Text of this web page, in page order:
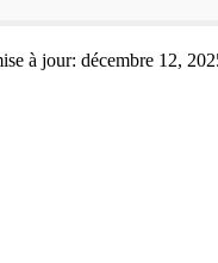
à jour: décembre 12,